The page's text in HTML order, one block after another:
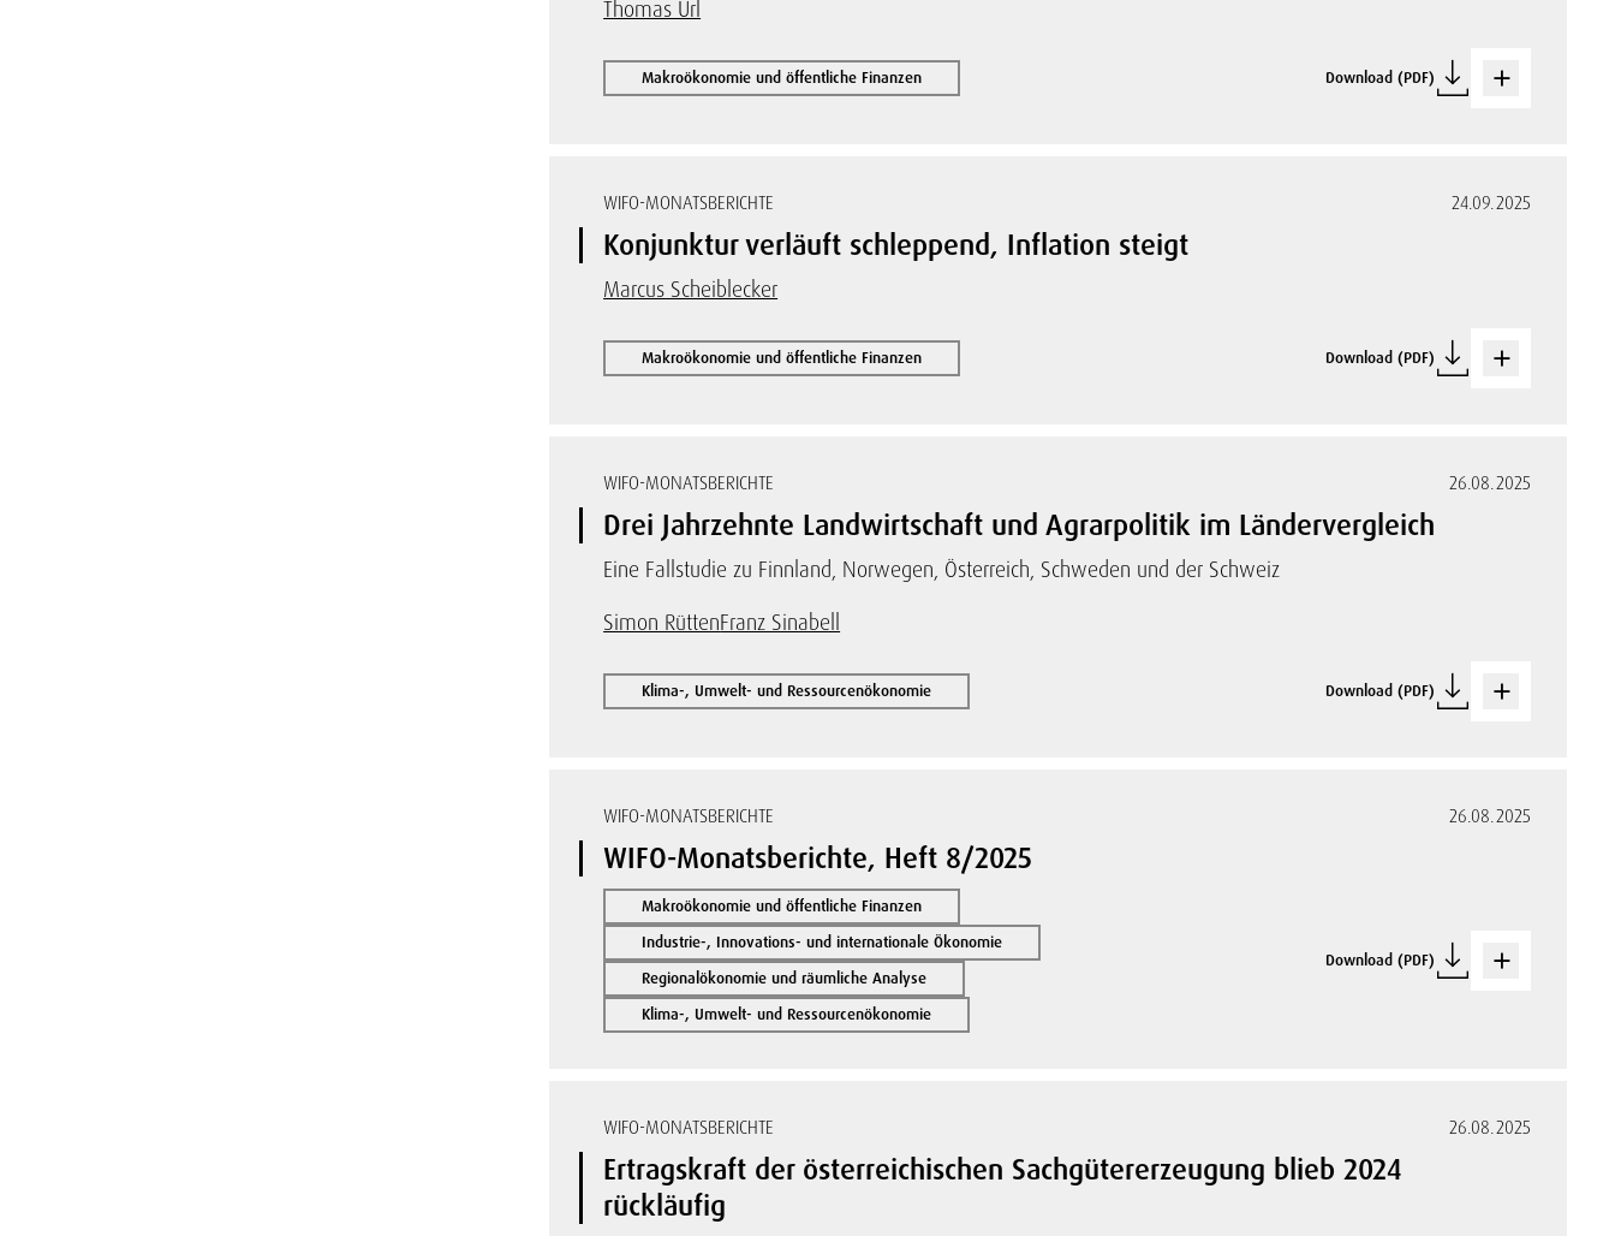
Thomas Url
Makroökonomie und öffentliche Finanzen Download (PDF)
WIFO-MONATSBERICHTE 24.09.2025
Konjunktur verläuft schleppend, Inflation steigt
Marcus Scheiblecker
Makroökonomie und öffentliche Finanzen Download (PDF)
WIFO-MONATSBERICHTE 26.08.2025
Drei Jahrzehnte Landwirtschaft und Agrarpolitik im Ländervergleich
Eine Fallstudie zu Finnland, Norwegen, Österreich, Schweden und der Schweiz
Simon RüttenFranz Sinabell
Klima-, Umwelt- und Ressourcenökonomie Download (PDF)
WIFO-MONATSBERICHTE 26.08.2025
WIFO-Monatsberichte, Heft 8/2025
Makroökonomie und öffentliche Finanzen
Industrie-, Innovations- und internationale Ökonomie
Regionalökonomie und räumliche Analyse
Klima-, Umwelt- und Ressourcenökonomie
Download (PDF)
WIFO-MONATSBERICHTE 26.08.2025
Ertragskraft der österreichischen Sachgütererzeugung blieb 2024
rückläufig